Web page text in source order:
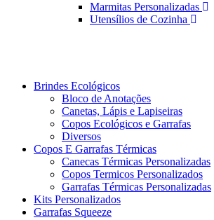
Marmitas Personalizadas
Utensílios de Cozinha
Brindes Ecológicos
Bloco de Anotações
Canetas, Lápis e Lapiseiras
Copos Ecológicos e Garrafas
Diversos
Copos E Garrafas Térmicas
Canecas Térmicas Personalizadas
Copos Termicos Personalizados
Garrafas Térmicas Personalizadas
Kits Personalizados
Garrafas Squeeze